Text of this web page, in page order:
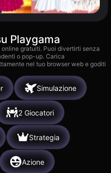
Playgama
gratuiti. Puoi divertirti senza
o pop-up. Carica
nel tuo browser web e goditi
Simulazione
2 Giocatori
Strategia
Azione